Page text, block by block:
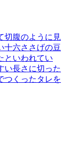
切腹のように見
十六ささげの豆
といわれてい
い長さに切った
つくったタレを